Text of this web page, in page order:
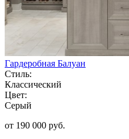
Гардеробная Балуан
Стиль:
Классический
Цвет:
Серый
от 190 000 руб.